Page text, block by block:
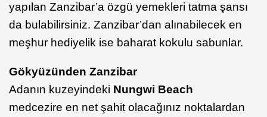
yapılan Zanzibar’a özgü yemekleri tatma şansı
da bulabilirsiniz. Zanzibar’dan alınabilecek en
meşhur hediyelik ise baharat kokulu sabunlar.
Gökyüzünden Zanzibar
Adanın kuzeyindeki Nungwi Beach
medcezire en net şahit olacağınız noktalardan